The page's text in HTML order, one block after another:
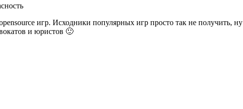
игр. Исходники популярных игр просто так не получить,
и юристов 🙂